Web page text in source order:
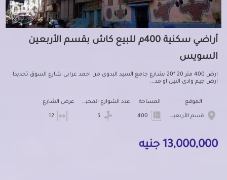
أراضي سكنية 400م للبيع كاش بقسم الأربعين
السويس
ارض 400 متر 20 *20 بشارع جامع السيد البدوى من احمد عرابى شارع السوق تحديدا
ارض جيم وادى النيل او مد...
الموقع
قسم الأربعين
المساحة عدد الشوارع المحيطه عرض الشارع
13,000,000 جنيه